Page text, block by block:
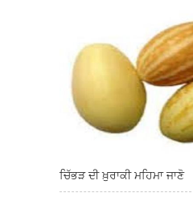
ਚਿੱਭੜ ਦੀ ਖ਼ੁਰਾਕੀ ਮਹਿਮਾ ਜਾਣੋ